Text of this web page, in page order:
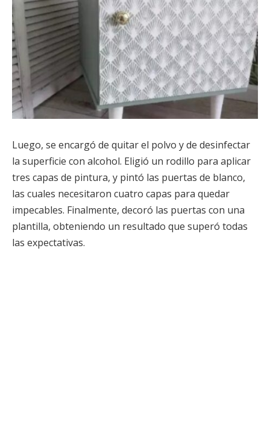
Luego, se encargó de quitar el polvo y de desinfectar
la superficie con alcohol. Eligió un rodillo para aplicar
tres capas de pintura, y pintó las puertas de blanco,
las cuales necesitaron cuatro capas para quedar
impecables. Finalmente, decoró las puertas con una
plantilla, obteniendo un resultado que superó todas
las expectativas.